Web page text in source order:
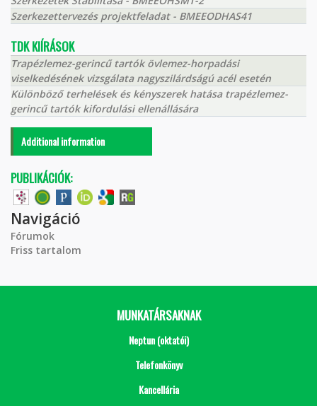
Szerkezettervezés projektfeladat - BMEEODHAS41
TDK KIÍRÁSOK
Trapézlemez-gerincű tartók övlemez-horpadási
viselkedésének vizsgálata nagyszilárdságú acél esetén
Különböző terhelések és kényszerek hatása trapézlemez-
gerincű tartók kifordulási ellenállására
Additional information
PUBLIKÁCIÓK:
Navigáció
Fórumok
Friss tartalom
MUNKATÁRSAKNAK
Neptun (oktatói)
Telefonkönyv
Kancellária